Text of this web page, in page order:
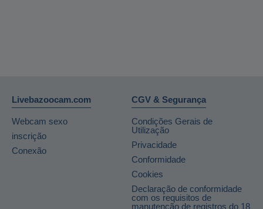
Livebazoocam.com
Webcam sexo
inscrição
Conexão
CGV & Segurança
Condições Gerais de
Utilização
Privacidade
Conformidade
Cookies
Declaração de conformidade
com os requisitos de
manutenção de registros do 18